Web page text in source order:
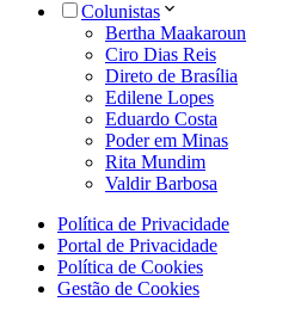
Colunistas
Bertha Maakaroun
Ciro Dias Reis
Direto de Brasília
Edilene Lopes
Eduardo Costa
Poder em Minas
Rita Mundim
Valdir Barbosa
Política de Privacidade
Portal de Privacidade
Política de Cookies
Gestão de Cookies